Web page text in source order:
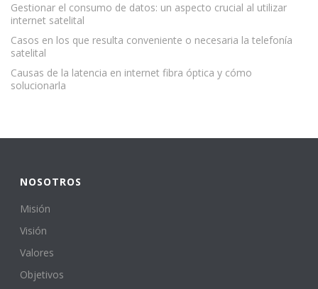
Gestionar el consumo de datos: un aspecto crucial al utilizar
internet satelital
Casos en los que resulta conveniente o necesaria la telefonía
satelital
Causas de la latencia en internet fibra óptica y cómo
solucionarla
NOSOTROS
Misión
Visión
Valores
Objetivos